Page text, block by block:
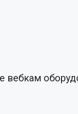
вебкам